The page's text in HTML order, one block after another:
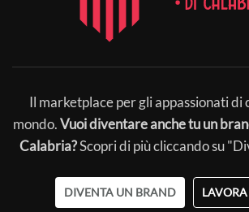
Il marketplace per gli appassionati di
mondo.Vuoi diventare anche tu un
Calabria?Scopri di più cliccando su
DIVENTA UN BRAND